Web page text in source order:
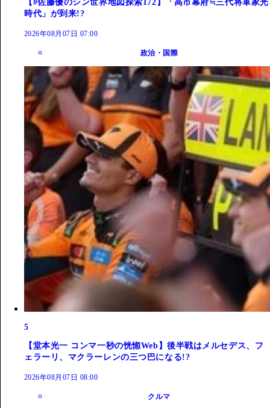
【#佐藤優のシン世界地図探索172】「高市幕府≒三代将軍家光
時代」が到来!?
2026年08月07日 07:00
政治・国際
5
【堂本光一 コンマ一秒の恍惚Web】後半戦はメルセデス、フ
ェラーリ、マクラーレンの三つ巴になる!?
2026年08月07日 08:00
クルマ